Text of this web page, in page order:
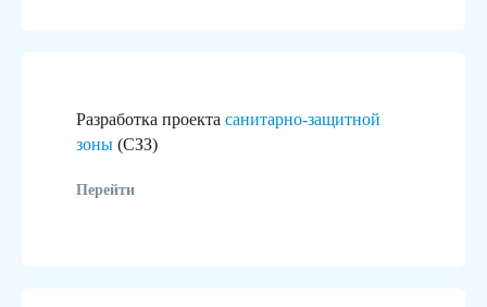
Разработка проекта санитарно-защитной
зоны (СЗЗ)
Перейти